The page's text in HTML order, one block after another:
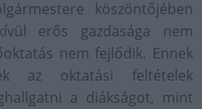
köszöntőjében
erős gazdasága nem
nem fejlődik. Ennek
az oktatási feltételek
a diákságot, mint